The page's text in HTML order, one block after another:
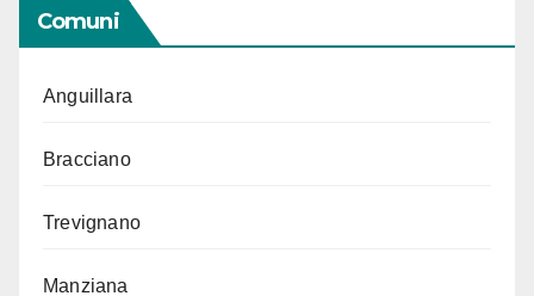
Comuni
Anguillara
Bracciano
Trevignano
Manziana